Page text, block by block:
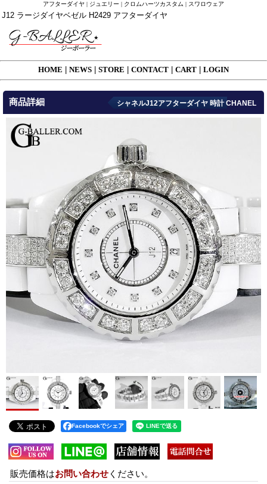
アフターダイヤ | ジュエリー | クロムハーツカスタム | スワロウェア
J12 ラージダイヤベゼル H2429 アフターダイヤ
HOME NEWS STORE CONTACT CART LOGIN
商品詳細 シャネルJ12アフターダイヤ 時計 CHANEL
Facebookでシェア
販売価格はお問い合わせ ください。